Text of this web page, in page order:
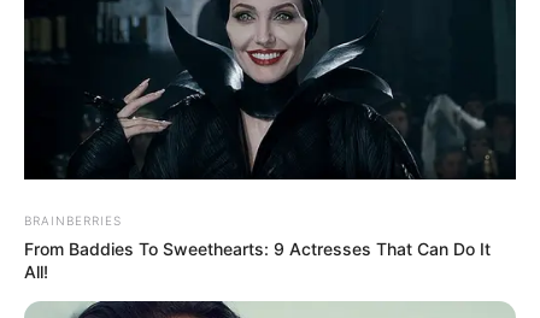
BRAINBERRIES
From Baddies To Sweethearts: 9 Actresses That Can Do It
All!